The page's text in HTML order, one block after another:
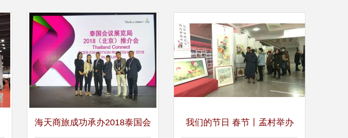
海天商旅成功承办2018泰国会 我们的节日 春节丨孟村举办